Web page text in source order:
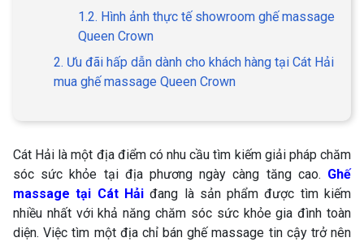
1.2. Hình ảnh thực tế showroom ghế massage
Queen Crown
2. Ưu đãi hấp dẫn dành cho khách hàng tại Cát Hải
mua ghế massage Queen Crown
Cát Hải là một địa điểm có nhu cầu tìm kiếm giải pháp chăm
sóc sức khỏe tại địa phương ngày càng tăng cao. Ghế
massage tại Cát Hảiđang là sản phẩm được tìm kiếm
nhiều nhất với khả năng chăm sóc sức khỏe gia đình toàn
diện. Việc tìm một địa chỉ bán ghế massage tin cậy trở nên